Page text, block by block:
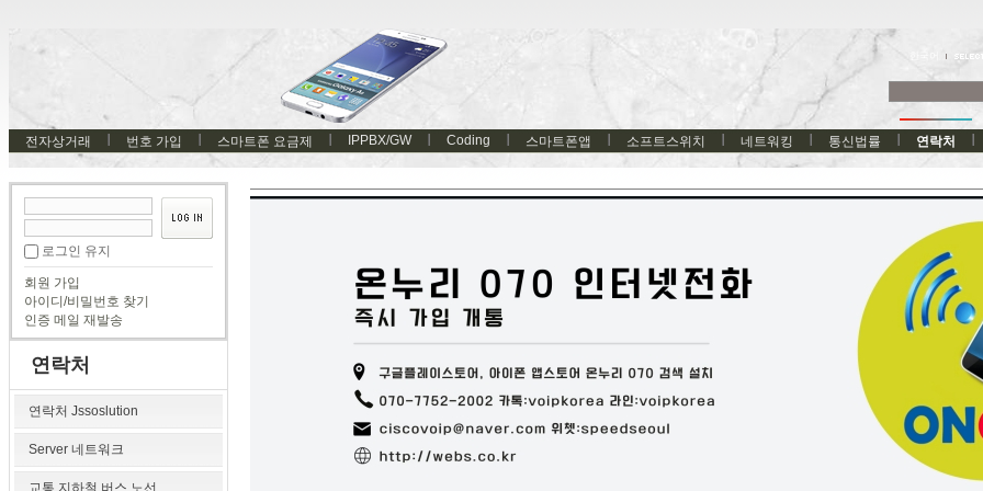
전자상거래 번호 가입 스마트폰 요금제 IPPBX/GW Coding 스마트폰앱 소프트스위치 네트워킹 통신법률 연락처
로그인 유지
회원 가입
아이디/비밀번호 찾기
인증 메일 재발송
연락처
연락처 Jssoslution
Server 네트워크
교통 지하철 버스 노선